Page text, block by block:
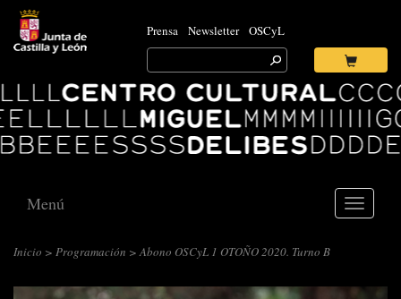
Prensa Newsletter OSCyL
Search
for:
Ok
Centro
Cultural
Miguel
Delibes
Toggle
Menú
Inicio > Programación > Abono OSCyL 1 OTOÑO 2020. Turno B